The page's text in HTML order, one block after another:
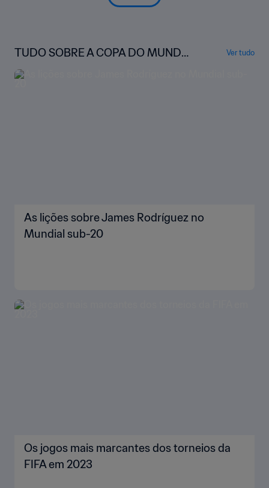
TUDO SOBRE A COPA DO MUNDO
SUB-20 DA FIFA
Ver tudo
As lições sobre James Rodríguez no
Mundial sub-20
Os jogos mais marcantes dos torneios da
FIFA em 2023